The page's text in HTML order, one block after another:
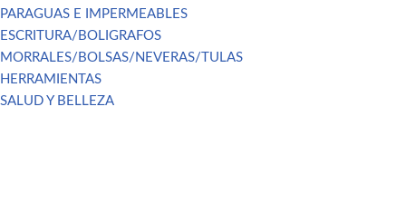
PARAGUAS E IMPERMEABLES
ESCRITURA/BOLIGRAFOS
MORRALES/BOLSAS/NEVERAS/TULAS
HERRAMIENTAS
SALUD Y BELLEZA